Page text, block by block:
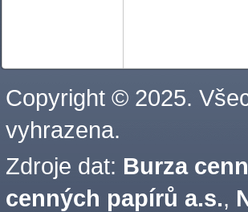
Copyright © 2025.
vyhrazena.
Zdroje dat: Burza
cenných papírů a.s.,